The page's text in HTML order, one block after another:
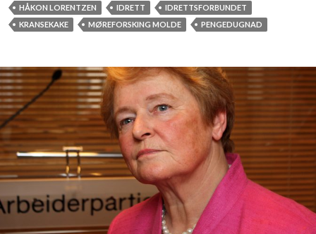
u
s
i
a
l
e
d
u
g
n
a
d
HÅKON LORENTZEN
IDRETT
IDRETTSFORBUNDET
KRANSEKAKE
MØREFORSKING MOLDE PENGEDUGNAD